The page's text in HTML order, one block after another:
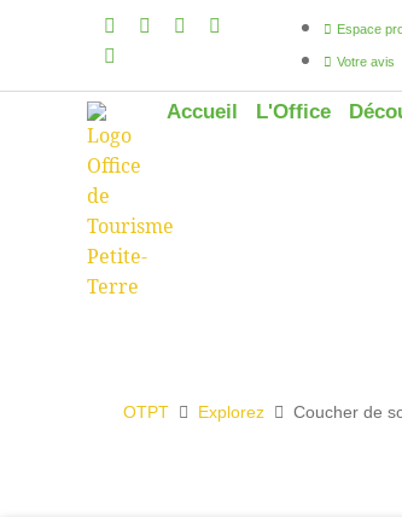
Espace
Votre avis
Accueil L'Office
OTPT Explorez Coucher de